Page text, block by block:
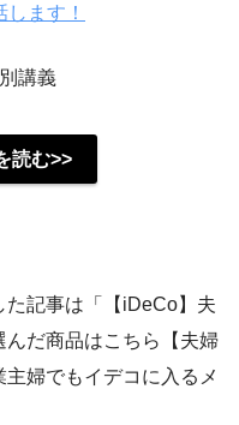
ます！
講義
読む>>
記事は「【iDeCo】夫
だ商品はこちら【夫婦
婦でもイデコに入るメ